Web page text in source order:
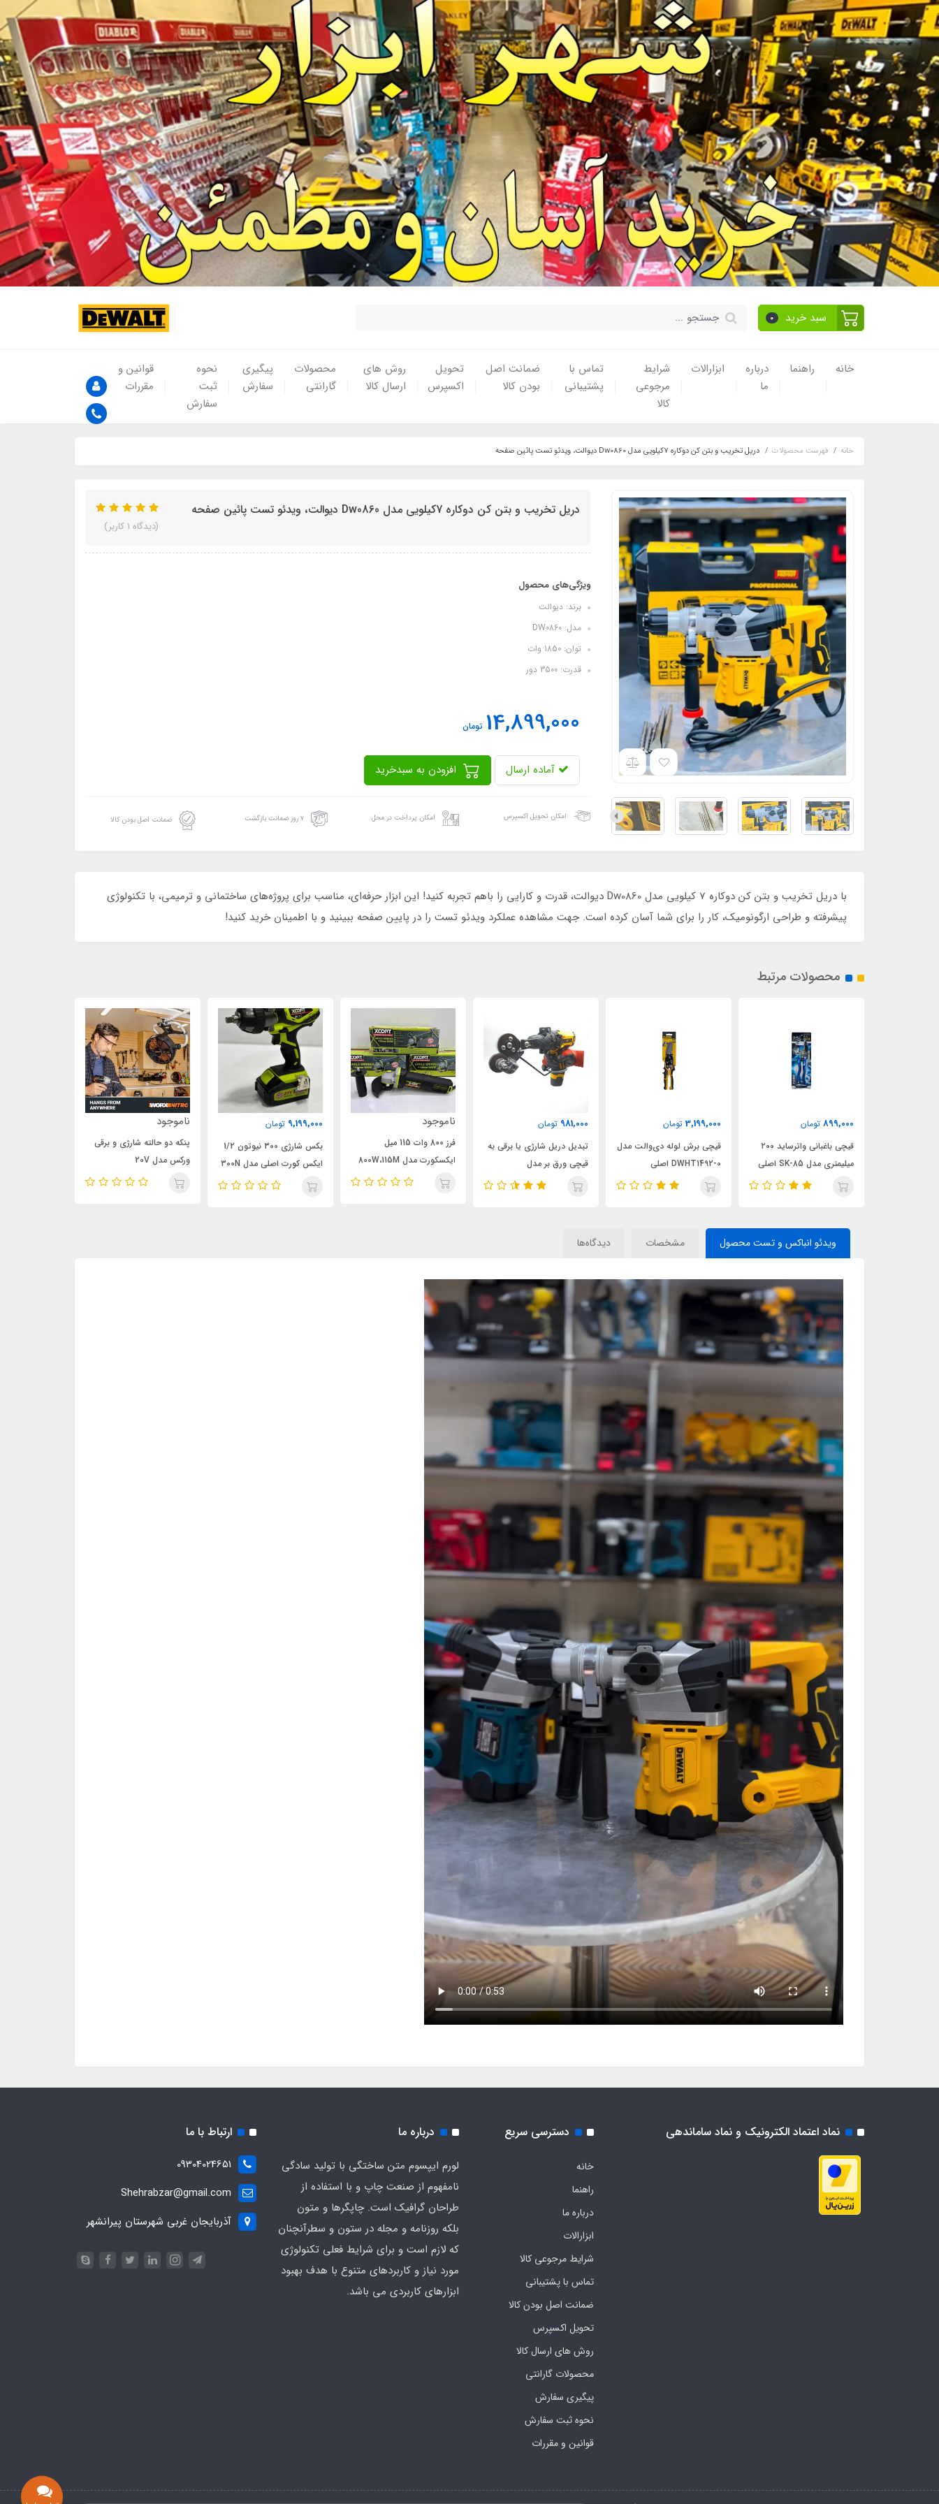
سبد خرید 0
خانه راهنما
درباره
ما
ابزارالات
شرایط
مرجوعی
کالا
تماس با
پشتیبانی
ضمانت اصل
بودن کالا
تحویل
اکسپرس
روش های
ارسال کالا
محصولات
گارانتی
پیگیری
سفارش
نحوه
ثبت
سفارش
قوانین و
مقررات
خانه فهرست محصولات دریل تخریب و بتن کن دوکاره 7کیلویی مدل Dw0860 دیوالت، ویدئو تست پائین صفحه
دریل تخریب و بتن کن دوکاره 7کیلویی مدل Dw0860 دیوالت، ویدئو تست پائین صفحه
(دیدگاه 1 کاربر)
ویژگی‌های محصول
برند: دیوالت
مدل: DW0860
توان: 1850 وات
قدرت: 3500 دور
14,899,000 تومان
آماده ارسال
امکان تحویل اکسپرس امکان پرداخت در محل ۷ روز ضمانت بازگشت ضمانت اصل بودن کالا
با دریل تخریب و بتن کن دوکاره 7 کیلویی مدل Dw0860 دیوالت، قدرت و کارایی را باهم تجربه کنید! این ابزار حرفه‌ای، مناسب برای پروژه‌های ساختمانی و ترمیمی، با تکنولوژی
پیشرفته و طراحی ارگونومیک، کار را برای شما آسان کرده است. جهت مشاهده عملکرد ویدئو تست را در پایین صفحه ببینید و با اطمینان خرید کنید!
محصولات مرتبط
899,000 تومان
قیچی باغبانی واترساید ۲۰۰
میلیمتری مدل SK-85 اصلی
3,199,000 تومان
قیچی برش لوله دی‌والت مدل
DWHT1492-0 اصلی
981,000 تومان
تبدیل دریل شارژی یا برقی به
قیچی ورق بر مدل
ELECTRIC-DRILL، ویدئو
ناموجود
فرز 800 وات 115 میل
ایکسکورت مدل 800W،115M
اصلی
9,199,000 تومان
بکس شارژی 300 نیوتون 1/2
ایکس کورت اصلی مدل 300N
ناموجود
پنکه دو حالته شارژی و برقی
ورکس مدل 20V
ویدئو انباکس و تست محصول مشخصات دیدگاه‌ها
نماد اعتماد الکترونیک و نماد ساماندهی دسترسی سریع
خانه
راهنما
درباره ما
ابزارالات
شرایط مرجوعی کالا
تماس با پشتیبانی
ضمانت اصل بودن کالا
تحویل اکسپرس
روش های ارسال کالا
محصولات گارانتی
پیگیری سفارش
نحوه ثبت سفارش
قوانین و مقررات
درباره ما
لورم ایپسوم متن ساختگی با تولید سادگی
نامفهوم از صنعت چاپ و با استفاده از
طراحان گرافیک است. چاپگرها و متون
بلکه روزنامه و مجله در ستون و سطرآنچنان
که لازم است و برای شرایط فعلی تکنولوژی
مورد نیاز و کاربردهای متنوع با هدف بهبود
ابزارهای کاربردی می باشد.
ارتباط با ما
09304024651
Shehrabzar@gmail.com
آذربایجان غربی شهرستان پیرانشهر